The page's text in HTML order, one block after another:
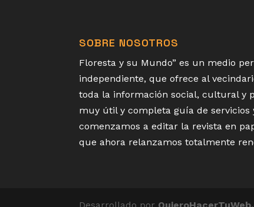
SOBRE NOSOTROS
Floresta y su Mundo” es un medio
independiente, que ofrece al
toda la información social, cultural y
muy útil y completa guía de servicios
comenzamos a editar la revista en
que ahora relanzamos totalmente